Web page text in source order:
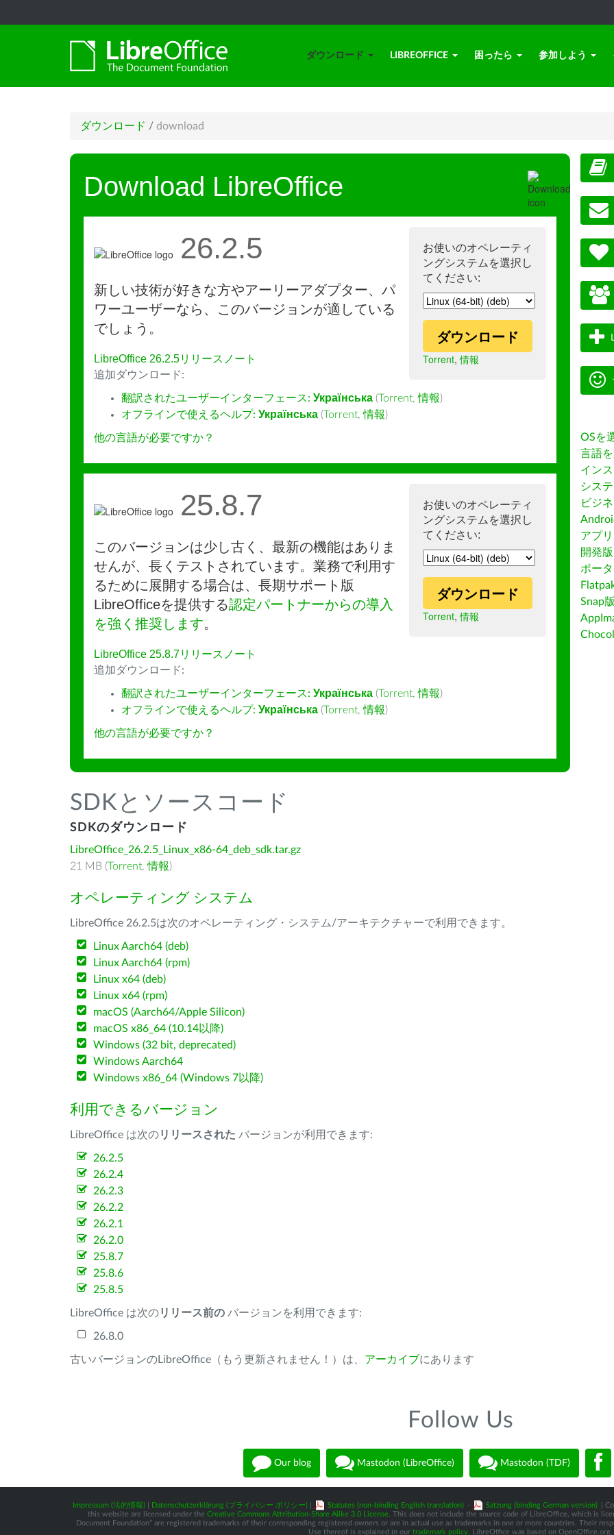
ダウンロード LIBREOFFICE 困ったら 参加しよう
ダウンロード / download
Download LibreOffice
お使いのオペレーティ
ングシステムを選択し
てください:
ダウンロード
Torrent,情報
26.2.5
新しい技術が好きな方やアーリーアダプター、パ
ワーユーザーなら、このバージョンが適している
でしょう。
LibreOffice 26.2.5リリースノート
追加ダウンロード:
翻訳されたユーザーインターフェース: Українська (Torrent,情報)
オフラインで使えるヘルプ: Українська (Torrent,情報)
他の言語が必要ですか？
お使いのオペレーティ
ングシステムを選択し
てください:
ダウンロード
Torrent,情報
25.8.7
このバージョンは少し古く、最新の機能はありま
せんが、長くテストされています。業務で利用す
るために展開する場合は、長期サポート版
LibreOfficeを提供する認定パートナーからの導入
を強く推奨します。
LibreOffice 25.8.7リリースノート
追加ダウンロード:
翻訳されたユーザーインターフェース: Українська (Torrent,情報)
オフラインで使えるヘルプ: Українська (Torrent,情報)
他の言語が必要ですか？
SDKとソースコード
SDKのダウンロード
LibreOffice_26.2.5_Linux_x86-64_deb_sdk.tar.gz
21 MB (Torrent,情報)
オペレーティング システム
LibreOffice 26.2.5は次のオペレーティング・システム/アーキテクチャーで利用できます。
Linux Aarch64 (deb)
Linux Aarch64 (rpm)
Linux x64 (deb)
Linux x64 (rpm)
macOS (Aarch64/Apple Silicon)
macOS x86_64 (10.14以降)
Windows (32 bit, deprecated)
Windows Aarch64
Windows x86_64 (Windows 7以降)
利用できるバージョン
LibreOffice は次のリリースされた バージョンが利用できます:
26.2.5
26.2.4
26.2.3
26.2.2
26.2.1
26.2.0
25.8.7
25.8.6
25.8.5
LibreOffice は次のリリース前の バージョンを利用できます:
26.8.0
古いバージョンのLibreOffice（もう更新されません！）は、 アーカイブにあります
OSを
言語
イン
シス
ビジ
アプ
開発版
ポー
Snap版
Follow Us
Our blog Mastodon (LibreOffice) Mastodon (TDF)
Impressum (法的情報) Datenschutzerklärung (プライバシー ポリシー) Statutes (non-binding English translation) - Satzung (binding German version)
|
this website are licensed under the Creative Commons Attribution-Share Alike 3.0 License. This does not include the source code of LibreOffice, which is
Document Foundation” are registered trademarks of their corresponding registered owners or are in actual use as trademarks in one or more countries. Their
Use thereof is explained in our trademark policy . LibreOffice was based on OpenOffice.org.